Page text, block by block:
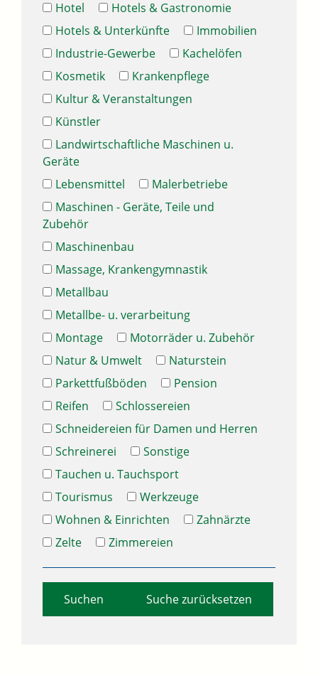
Hotel
Hotels & Gastronomie
Hotels & Unterkünfte
Immobilien
Industrie-Gewerbe
Kachelöfen
Kosmetik
Krankenpflege
Kultur & Veranstaltungen
Künstler
Landwirtschaftliche Maschinen u.
Geräte
Lebensmittel
Malerbetriebe
Maschinen - Geräte, Teile und
Zubehör
Maschinenbau
Massage, Krankengymnastik
Metallbau
Metallbe- u. verarbeitung
Montage
Motorräder u. Zubehör
Natur & Umwelt
Naturstein
Parkettfußböden
Pension
Reifen
Schlossereien
Schneidereien für Damen und Herren
Schreinerei
Sonstige
Tauchen u. Tauchsport
Tourismus
Werkzeuge
Wohnen & Einrichten
Zahnärzte
Zelte
Zimmereien
Suche zurücksetzen